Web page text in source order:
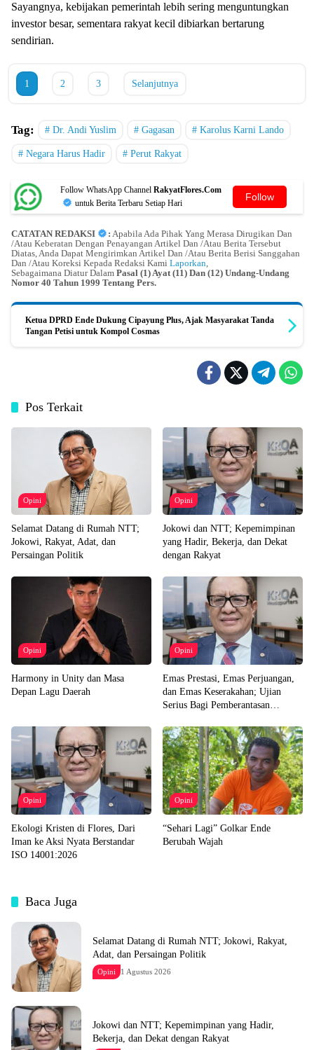
Sayangnya, kebijakan pemerintah lebih sering menguntungkan
investor besar, sementara rakyat kecil dibiarkan bertarung
sendirian.
1 2 3 Selanjutnya
Tag: Dr. Andi Yuslim Gagasan Karolus Karni Lando
Negara Harus Hadir Perut Rakyat
Follow WhatsApp Channel RakyatFlores.Com
untuk Berita Terbaru Setiap Hari
Follow
CATATAN REDAKSI : Apabila Ada Pihak Yang Merasa Dirugikan Dan
/Atau Keberatan Dengan Penayangan Artikel Dan /Atau Berita Tersebut
Diatas, Anda Dapat Mengirimkan Artikel Dan /Atau Berita Berisi Sanggahan
Dan /Atau Koreksi Kepada Redaksi Kami Laporkan
Sebagaimana Diatur Dalam Pasal (1) Ayat (11) Dan (12) Undang-Undang
Nomor 40 Tahun 1999 Tentang Pers.
Ketua DPRD Ende Dukung Cipayung Plus, Ajak Masyarakat Tanda
Tangan Petisi untuk Kompol Cosmas
Pos Terkait
Opini
Selamat Datang di Rumah NTT;
Jokowi, Rakyat, Adat, dan
Persaingan Politik
Opini
Jokowi dan NTT; Kepemimpinan
yang Hadir, Bekerja, dan Dekat
dengan Rakyat
Opini
Harmony in Unity dan Masa
Depan Lagu Daerah
Opini
Emas Prestasi, Emas Perjuangan,
dan Emas Keserakahan; Ujian
Serius Bagi Pemberantasan
Opini
Ekologi Kristen di Flores, Dari
Iman ke Aksi Nyata Berstandar
ISO 14001:2026
Opini
“Sehari Lagi” Golkar Ende
Berubah Wajah
Baca Juga
Selamat Datang di Rumah NTT; Jokowi, Rakyat,
Adat, dan Persaingan Politik
Opini 1 Agustus 2026
Jokowi dan NTT; Kepemimpinan yang Hadir,
Bekerja, dan Dekat dengan Rakyat